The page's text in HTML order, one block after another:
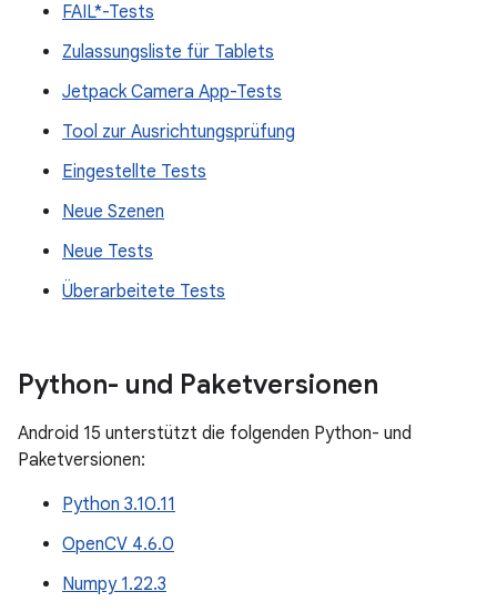
FAIL*-Tests
Zulassungsliste für Tablets
Jetpack Camera App-Tests
Tool zur Ausrichtungsprüfung
Eingestellte Tests
Neue Szenen
Neue Tests
Überarbeitete Tests
Python- und Paketversionen
Android 15 unterstützt die folgenden Python- und
Paketversionen:
Python 3.10.11
OpenCV 4.6.0
Numpy 1.22.3